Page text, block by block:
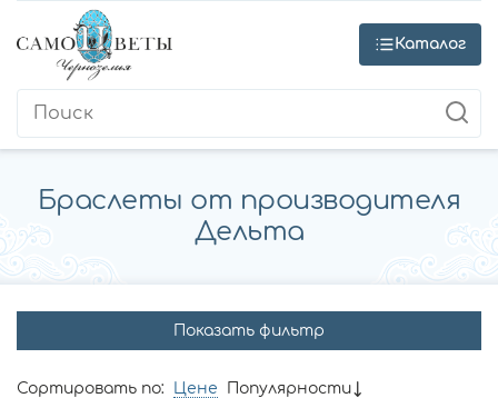
Каталог
Браслеты от производителя
Дельта
Показать фильтр
Сортировать по: Цене
Популярности